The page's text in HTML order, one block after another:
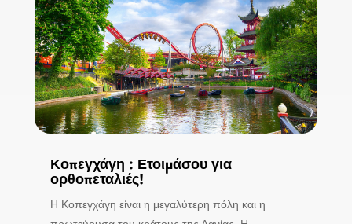
Κοπεγχάγη : Ετοιμάσου για
ορθοπεταλιές!
Η Κοπεγχάγη είναι η μεγαλύτερη πόλη και η